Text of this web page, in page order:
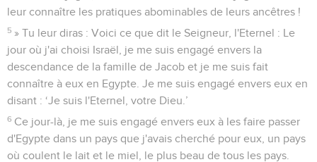
leur connaître les pratiques abominables de leurs ancêtres !
5 » Tu leur diras : Voici ce que dit le Seigneur, l'Eternel : Le
jour où j'ai choisi Israël, je me suis engagé envers la
descendance de la famille de Jacob et je me suis fait
connaître à eux en Egypte. Je me suis engagé envers eux en
disant : ‘Je suis l'Eternel, votre Dieu.’
6 Ce jour-là, je me suis engagé envers eux à les faire passer
d'Egypte dans un pays que j'avais cherché pour eux, un pays
où coulent le lait et le miel, le plus beau de tous les pays.